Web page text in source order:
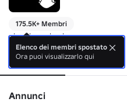
175.5K+ Membri
pls robux pls pls
Info Eventi
Annunci
Elenco dei membri spostato
Ora puoi visualizzarlo qui